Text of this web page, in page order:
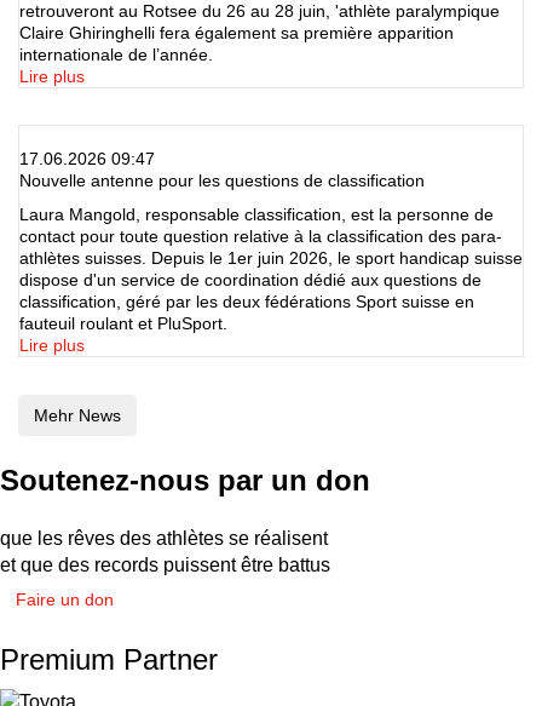
retrouveront au Rotsee du 26 au 28 juin, 'athlète paralympique
Claire Ghiringhelli fera également sa première apparition
internationale de l’année.
Lire plus
17.06.2026 09:47
Nouvelle antenne pour les questions de classification
Laura Mangold, responsable classification, est la personne de
contact pour toute question relative à la classification des para-
athlètes suisses. Depuis le 1er juin 2026, le sport handicap suisse
dispose d'un service de coordination dédié aux questions de
classification, géré par les deux fédérations Sport suisse en
fauteuil roulant et PluSport.
Lire plus
Mehr News
Soutenez-nous par un don
que les rêves des athlètes se réalisent
et que des records puissent être battus
Faire un don
Premium Partner